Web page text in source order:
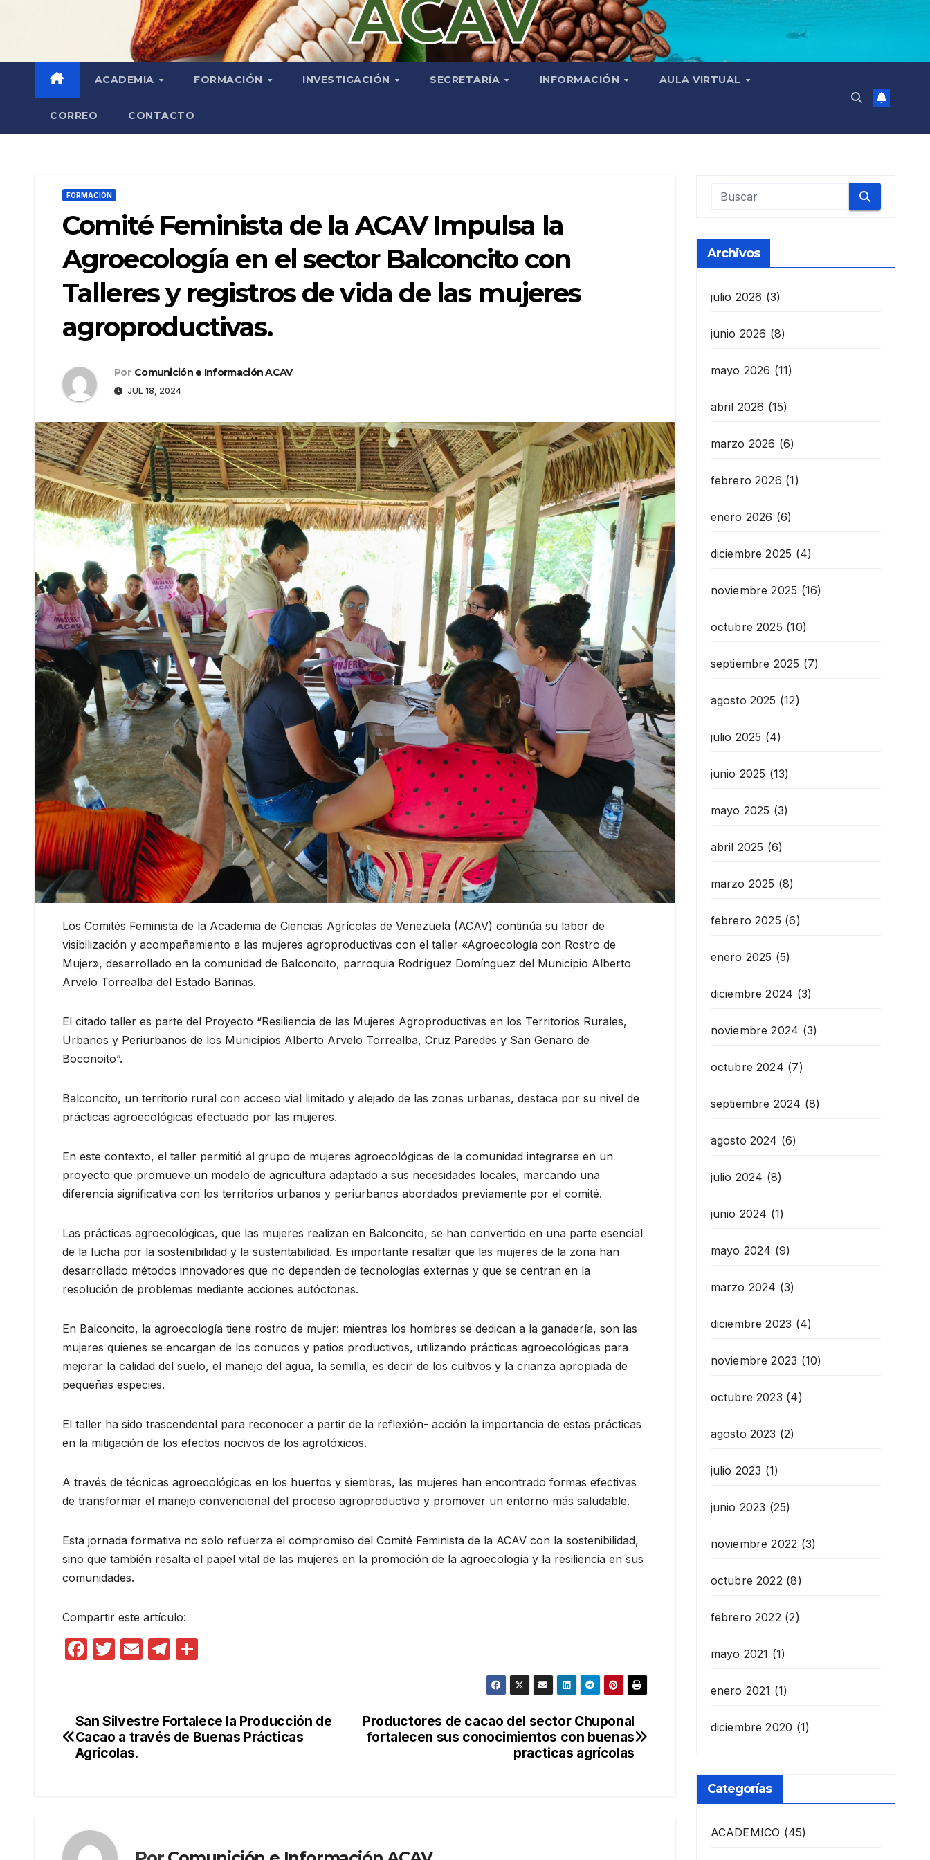
ACADEMIA FORMACIÓN INVESTIGACIÓN SECRETARÍA INFORMACIÓN AULA VIRTUAL
CORREO CONTACTO
FORMACIÓN
Comité Feminista de la ACAV Impulsa la
Agroecología en el sector Balconcito con
Talleres y registros de vida de las mujeres
agroproductivas.
Por Comunición e Información ACAV
JUL 18, 2024
Los Comités Feminista de la Academia de Ciencias Agrícolas de Venezuela (ACAV) continúa su labor de
visibilización y acompañamiento a las mujeres agroproductivas con el taller «Agroecología con Rostro de
Mujer», desarrollado en la comunidad de Balconcito, parroquia Rodríguez Domínguez del Municipio Alberto
Arvelo Torrealba del Estado Barinas.
El citado taller es parte del Proyecto “Resiliencia de las Mujeres Agroproductivas en los Territorios Rurales,
Urbanos y Periurbanos de los Municipios Alberto Arvelo Torrealba, Cruz Paredes y San Genaro de
Boconoito”.
Balconcito, un territorio rural con acceso vial limitado y alejado de las zonas urbanas, destaca por su nivel de
prácticas agroecológicas efectuado por las mujeres.
En este contexto, el taller permitió al grupo de mujeres agroecológicas de la comunidad integrarse en un
proyecto que promueve un modelo de agricultura adaptado a sus necesidades locales, marcando una
diferencia significativa con los territorios urbanos y periurbanos abordados previamente por el comité.
Las prácticas agroecológicas, que las mujeres realizan en Balconcito, se han convertido en una parte esencial
de la lucha por la sostenibilidad y la sustentabilidad. Es importante resaltar que las mujeres de la zona han
desarrollado métodos innovadores que no dependen de tecnologías externas y que se centran en la
resolución de problemas mediante acciones autóctonas.
En Balconcito, la agroecología tiene rostro de mujer: mientras los hombres se dedican a la ganadería, son las
mujeres quienes se encargan de los conucos y patios productivos, utilizando prácticas agroecológicas para
mejorar la calidad del suelo, el manejo del agua, la semilla, es decir de los cultivos y la crianza apropiada de
pequeñas especies.
El taller ha sido trascendental para reconocer a partir de la reflexión- acción la importancia de estas prácticas
en la mitigación de los efectos nocivos de los agrotóxicos.
A través de técnicas agroecológicas en los huertos y siembras, las mujeres han encontrado formas efectivas
de transformar el manejo convencional del proceso agroproductivo y promover un entorno más saludable.
Esta jornada formativa no solo refuerza el compromiso del Comité Feminista de la ACAV con la sostenibilidad,
sino que también resalta el papel vital de las mujeres en la promoción de la agroecología y la resiliencia en sus
comunidades.
Compartir este artículo:
F
e
b
o
T
er
E
T
gr
a
p
ar
Navegación
de
Productores de cacao del sector Chuponal
fortalecen sus conocimientos con buenas
practicas agrícolas
San Silvestre Fortalece la Producción de
Cacao a través de Buenas Prácticas
Agrícolas.
Archivos
julio 2026 (3)
junio 2026 (8)
mayo 2026 (11)
abril 2026 (15)
marzo 2026 (6)
febrero 2026 (1)
enero 2026 (6)
diciembre 2025 (4)
noviembre 2025 (16)
octubre 2025 (10)
septiembre 2025 (7)
agosto 2025 (12)
julio 2025 (4)
junio 2025 (13)
mayo 2025 (3)
abril 2025 (6)
marzo 2025 (8)
febrero 2025 (6)
enero 2025 (5)
diciembre 2024 (3)
noviembre 2024 (3)
octubre 2024 (7)
septiembre 2024 (8)
agosto 2024 (6)
julio 2024 (8)
junio 2024 (1)
mayo 2024 (9)
marzo 2024 (3)
diciembre 2023 (4)
noviembre 2023 (10)
octubre 2023 (4)
agosto 2023 (2)
julio 2023 (1)
junio 2023 (25)
noviembre 2022 (3)
octubre 2022(8)
febrero 2022(2)
mayo 2021 (1)
enero 2021 (1)
diciembre 2020 (1)
Categorías
ACADEMICO (45)